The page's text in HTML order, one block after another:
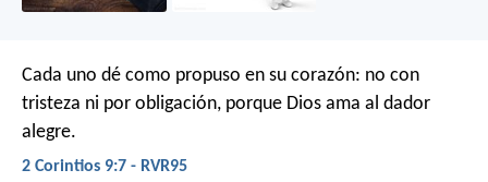
Cada uno dé como propuso en su corazón: no con
tristeza ni por obligación, porque Dios ama al dador
alegre.
2 Corintios 9:7 - RVR95